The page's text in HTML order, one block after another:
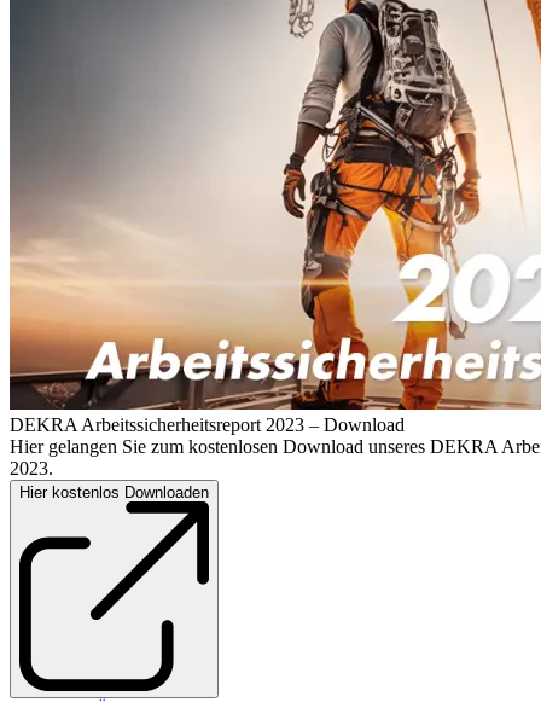
DEKRA Arbeitssicherheitsreport 2023 – Download
Hier gelangen Sie zum kostenlosen Download unseres DEKRA
2023.
Hier kostenlos Downloaden